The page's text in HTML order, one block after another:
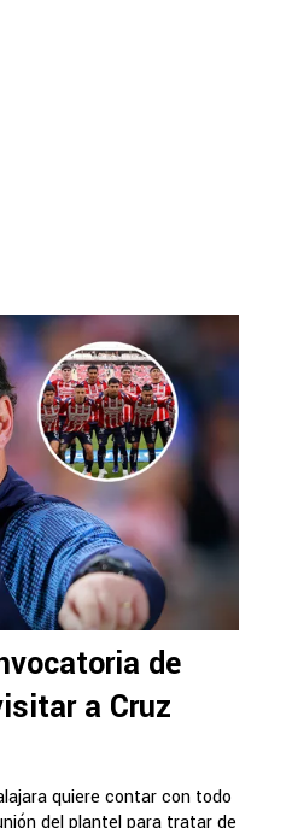
de
a Cruz
quiere contar con todo
del plantel para tratar de